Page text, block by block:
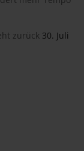
zurück 30. Juli